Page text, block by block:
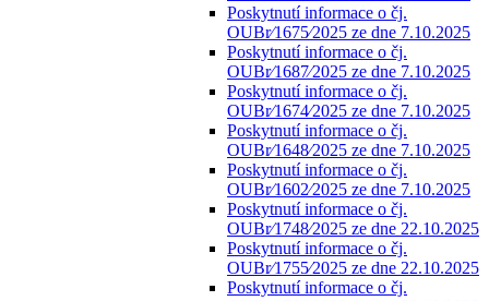
Poskytnutí informace o čj.
OUBr⁄1675⁄2025 ze dne 7.10.2025
Poskytnutí informace o čj.
OUBr⁄1687⁄2025 ze dne 7.10.2025
Poskytnutí informace o čj.
OUBr⁄1674⁄2025 ze dne 7.10.2025
Poskytnutí informace o čj.
OUBr⁄1648⁄2025 ze dne 7.10.2025
Poskytnutí informace o čj.
OUBr⁄1602⁄2025 ze dne 7.10.2025
Poskytnutí informace o čj.
OUBr⁄1748⁄2025 ze dne 22.10.2025
Poskytnutí informace o čj.
OUBr⁄1755⁄2025 ze dne 22.10.2025
Poskytnutí informace o čj.